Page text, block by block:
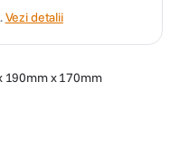
Vezi detalii
190mm x 170mm